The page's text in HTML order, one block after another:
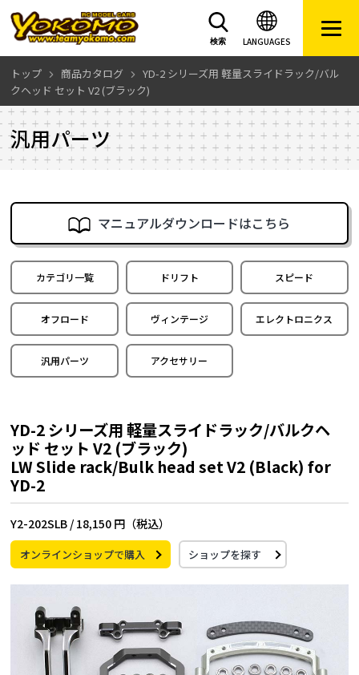
LANGUAGES
検索
トップ 商品カタログ
YD-2 シリーズ用 軽量スライドラック/バル
クヘッド セット V2 (ブラック)
汎用パーツ
マニュアルダウンロードはこちら
カテゴリ一覧 ドリフト スピード
オフロード ヴィンテージ エレクトロニクス
汎用パーツ アクセサリー
YD-2 シリーズ用 軽量スライドラック/バルクヘ
ッド セット V2 (ブラック)
LW Slide rack/Bulk head set V2 (Black) for
YD-2
Y2-202SLB / 18,150 円（税込）
オンラインショップで購入 ショップを探す